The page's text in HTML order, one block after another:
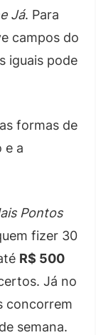
Já. Para
campos do
iguais pode
formas de
e a
Pontos
fizer 30
R$ 500
Já no
concorrem
semana.